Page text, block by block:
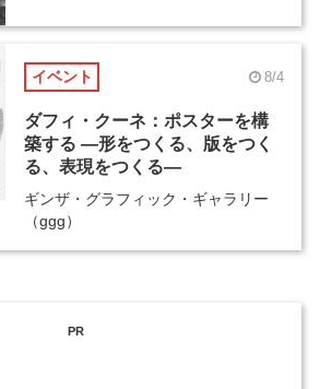
イベント 8/4
ダフィ・クーネ：ポスターを構
築する ―形をつくる、版をつく
る、表現をつくる―
ギンザ・グラフィック・ギャラリー
（ggg）
PR